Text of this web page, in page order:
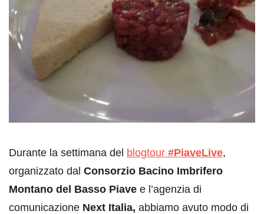
Durante la settimana del blogtour #PiaveLive,
organizzato dal Consorzio Bacino Imbrifero
Montano del Basso Piave e l’agenzia di
comunicazione Next Italia, abbiamo avuto modo di